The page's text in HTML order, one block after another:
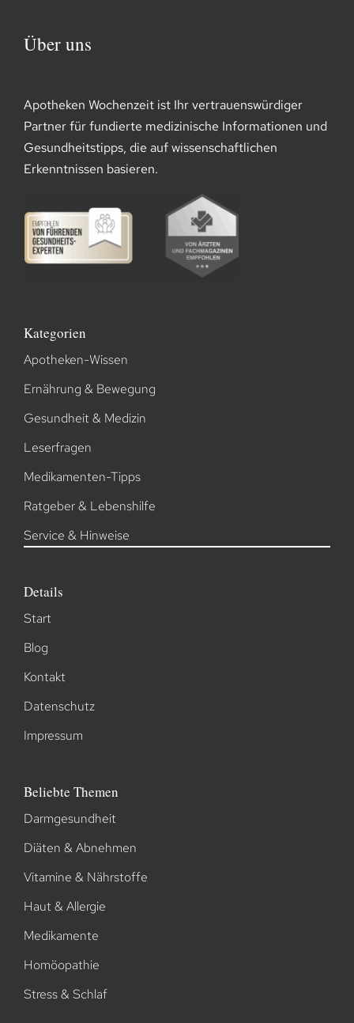
Über uns
Apotheken Wochenzeit ist Ihr vertrauenswürdiger
Partner für fundierte medizinische Informationen und
Gesundheitstipps, die auf wissenschaftlichen
Erkenntnissen basieren.
Kategorien
Apotheken-Wissen
Ernährung & Bewegung
Gesundheit & Medizin
Leserfragen
Medikamenten-Tipps
Ratgeber & Lebenshilfe
Service & Hinweise
Details
Start
Blog
Kontakt
Datenschutz
Impressum
Beliebte Themen
Darmgesundheit
Diäten & Abnehmen
Vitamine & Nährstoffe
Haut & Allergie
Medikamente
Homöopathie
Stress & Schlaf